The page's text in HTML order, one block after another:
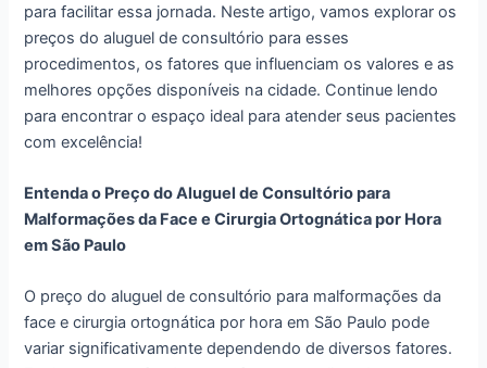
para facilitar essa jornada. Neste artigo, vamos explorar os
preços do aluguel de consultório para esses
procedimentos, os fatores que influenciam os valores e as
melhores opções disponíveis na cidade. Continue lendo
para encontrar o espaço ideal para atender seus pacientes
com excelência!
Entenda o Preço do Aluguel de Consultório para
Malformações da Face e Cirurgia Ortognática por Hora
em São Paulo
O preço do aluguel de consultório para malformações da
face e cirurgia ortognática por hora em São Paulo pode
variar significativamente dependendo de diversos fatores.